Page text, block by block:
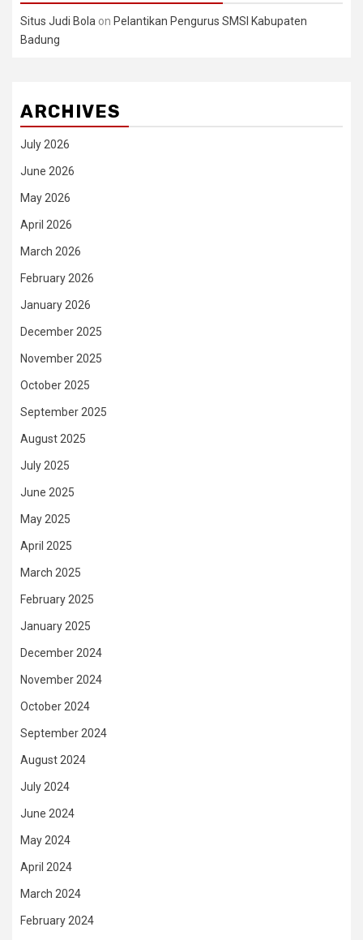
Situs Judi Bola on Pelantikan Pengurus SMSI Kabupaten
Badung
ARCHIVES
July 2026
June 2026
May 2026
April 2026
March 2026
February 2026
January 2026
December 2025
November 2025
October 2025
September 2025
August 2025
July 2025
June 2025
May 2025
April 2025
March 2025
February 2025
January 2025
December 2024
November 2024
October 2024
September 2024
August 2024
July 2024
June 2024
May 2024
April 2024
March 2024
February 2024